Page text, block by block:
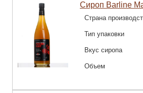
Сироп Barline
Страна
Тип упаковки
Вкус сиропа
Объем